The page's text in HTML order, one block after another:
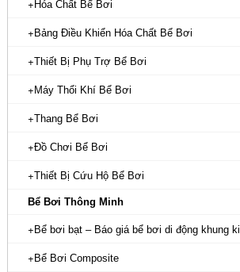
Hóa Chất Bể Bơi
Bảng Điều Khiển Hóa Chất Bể Bơi
Thiết Bị Phụ Trợ Bể Bơi
Máy Thổi Khí Bể Bơi
Thang Bể Bơi
Đồ Chơi Bể Bơi
Thiết Bị Cứu Hộ Bể Bơi
Bể Bơi Thông Minh
Bể bơi bạt – Báo giá bể bơi di động khung
Bể Bơi Composite